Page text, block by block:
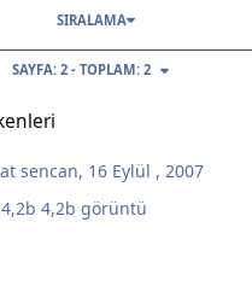
SAYFA: 2 - TOPLAM: 2
SIRALAMA
sencan, 16 Eylül , 2007
4,2b görüntü